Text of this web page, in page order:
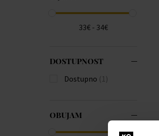
33€ - 34€
DOSTUPNOST
Dostupno (1)
OBUJAM